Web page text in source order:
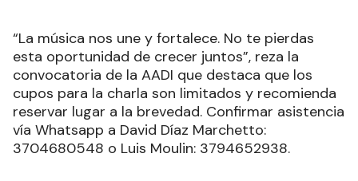
“La música nos une y fortalece. No te pierdas
esta oportunidad de crecer juntos”, reza la
convocatoria de la AADI que destaca que los
cupos para la charla son limitados y recomienda
reservar lugar a la brevedad. Confirmar asistencia
vía Whatsapp a David Díaz Marchetto:
3704680548 o Luis Moulin: 3794652938.